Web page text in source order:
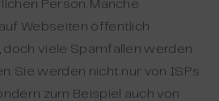
Person. Manche
Webseiten öffentlich
doch viele Spamfallen werden
Sie werden nicht nur von ISPs
zum Beispiel auch von